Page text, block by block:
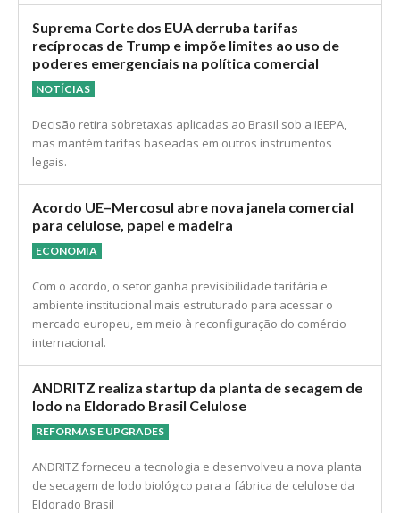
Suprema Corte dos EUA derruba tarifas
recíprocas de Trump e impõe limites ao uso de
poderes emergenciais na política comercial
NOTÍCIAS
Decisão retira sobretaxas aplicadas ao Brasil sob a IEEPA,
mas mantém tarifas baseadas em outros instrumentos
legais.
Acordo UE–Mercosul abre nova janela comercial
para celulose, papel e madeira
ECONOMIA
Com o acordo, o setor ganha previsibilidade tarifária e
ambiente institucional mais estruturado para acessar o
mercado europeu, em meio à reconfiguração do comércio
internacional.
ANDRITZ realiza startup da planta de secagem de
lodo na Eldorado Brasil Celulose
REFORMAS E UPGRADES
ANDRITZ forneceu a tecnologia e desenvolveu a nova planta